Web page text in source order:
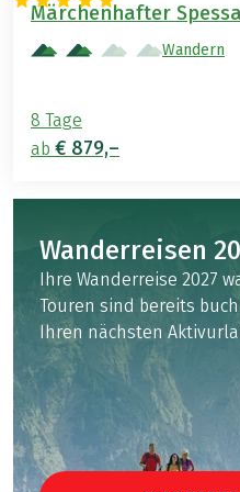
Märchenhafter
Wandern
8 Tage
ab € 879,–
Wanderreisen
Ihre Wanderreise 2027
Touren sind bereits
Ihren nächsten